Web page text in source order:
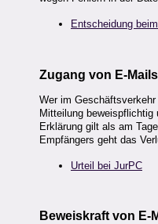
Entscheidung
Zugang von E-
Wer im
Mitteilung
Erklärung gilt als am
Empfängers geht das
Urteil bei JurPC
Beweiskraft von E-